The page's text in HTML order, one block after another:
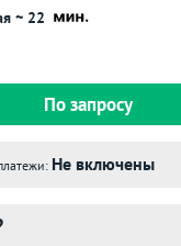
~ 22
По запросу
Не включены